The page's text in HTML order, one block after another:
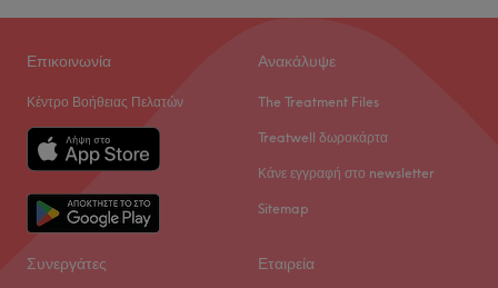
Επικοινωνία
Κέντρο Βοήθειας Πελατών
Ανακάλυψε
The Treatment Files
Treatwell δωροκάρτα
Κάνε εγγραφή στο newsletter
Sitemap
Συνεργάτες Εταιρεία